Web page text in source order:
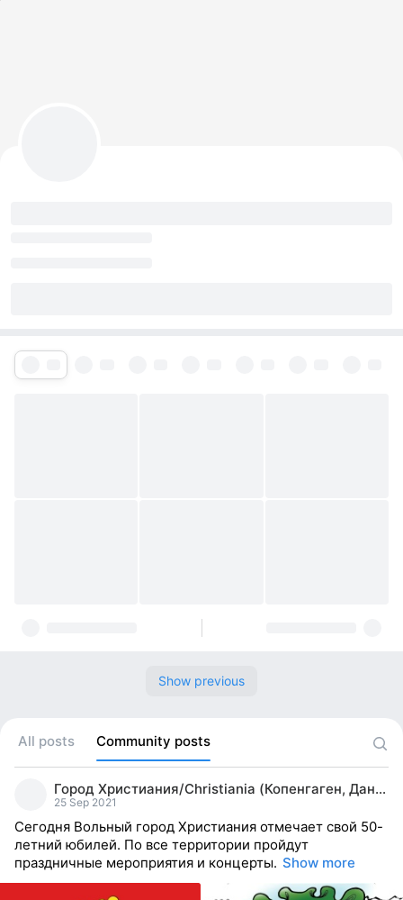
Show previous
All posts Community posts
Город Христиания/Christiania (Копенгаген, Дания)
25 Sep 2021
Сегодня Вольный город Христиания отмечает свой 50-
летний юбилей. По все территории пройдут
праздничные мероприятия и концерты. Show more